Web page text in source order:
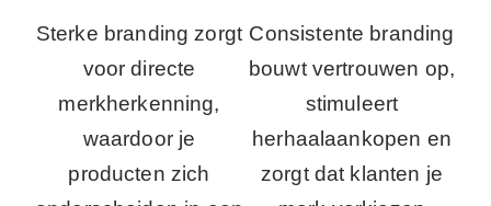
Sterke branding zorgt
voor directe
merkherkenning,
waardoor je
producten zich
Consistente branding
bouwt vertrouwen op,
stimuleert
herhaalaankopen en
zorgt dat klanten je